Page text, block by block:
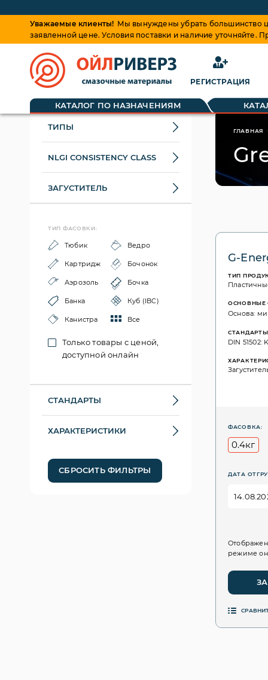
Уважаемые клиенты! Мы вынуждены убрать большинство
заявленной цене. Условия поставки и наличие
РЕГИСТРАЦИЯ
КАТАЛОГ ПО НАЗНАЧЕНИЯМ
ТИПЫ
NLGI CONSISTENCY CLASS
ЗАГУСТИТЕЛЬ
ТИП ФАСОВКИ:
Тюбик Ведро
Картридж Бочонок
Аэрозоль Бочка
Банка Куб (IBC)
Канистра Все
Только товары с ценой,
доступной онлайн
СТАНДАРТЫ
ХАРАКТЕРИСТИКИ
СБРОСИТЬ ФИЛЬТРЫ
ГЛАВНАЯ
G-
ТИП
ОСНОВНЫЕ
Основа:
СТАНДАРТЫ
DIN 51502:
ФАСОВКА:
0.4кг
ДАТА
режиме